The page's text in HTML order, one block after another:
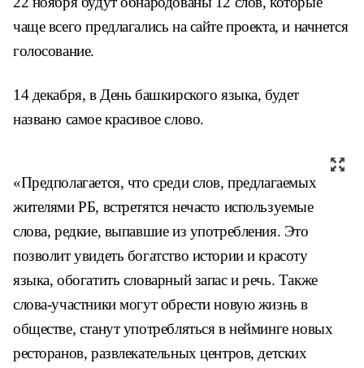
чаще всего предлагались на сайте проекта, и начнется
голосование.
14 декабря, в День башкирского языка, будет
названо самое красивое слово.
«Предполагается, что среди слов, предлагаемых
жителями РБ, встретятся нечасто используемые
слова, редкие, выпавшие из употребления. Это
позволит увидеть богатство истории и красоту
языка, обогатить словарный запас и речь. Также
слова-участники могут обрести новую жизнь в
обществе, станут употребляться в нейминге новых
ресторанов, развлекательных центров, детских